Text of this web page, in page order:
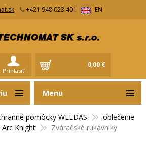
+421 948 023 401 EN
Prihlásiť
0,00 €
pomôcky WELDAS
oblečenie
Knight
Zváračské rukávniky
Menu